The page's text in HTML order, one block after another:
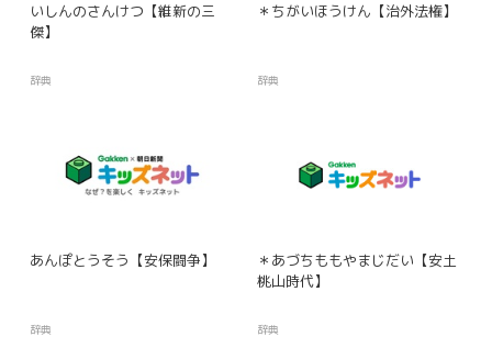
いしんのさんけつ【維新の三
傑】
辞典
＊ちがいほうけん【治外法権】
辞典
あんぽとうそう【安保闘争】
辞典
＊あづちももやまじだい【安土
桃山時代】
辞典